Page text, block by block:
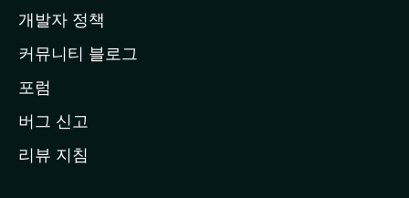
지
이
동
개발자 정책
커뮤니티 블로그
포럼
버그 신고
리뷰 지침